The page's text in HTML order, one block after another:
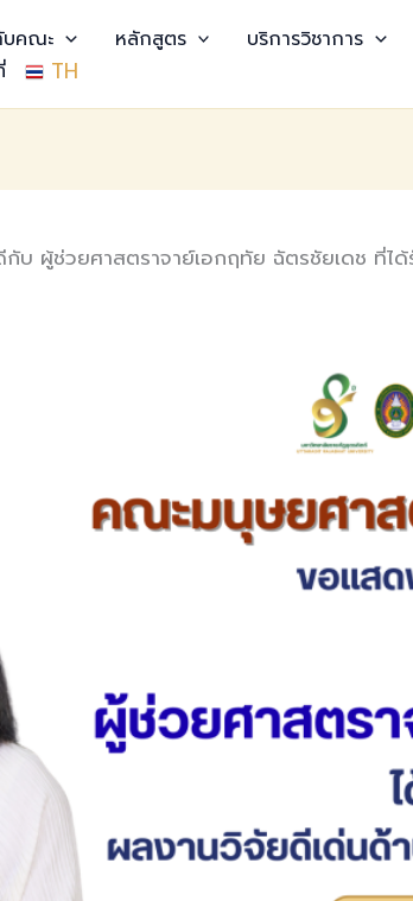
บคณะ หลักสูตร บริการวิชาการ
TH
ผู้ช่วยศาสตราจาย์เอกฤทัย ฉัตรชัยเดช ที่ไ